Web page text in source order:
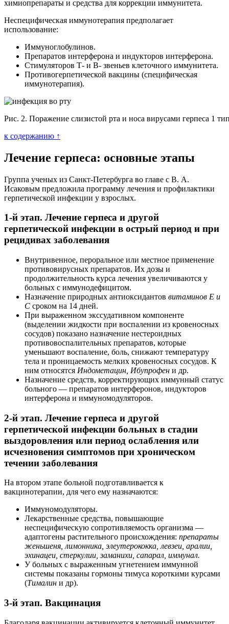
химиопрепараты и средства для коррекции иммунитета.
Неспецифическая иммунотерапия предполагает
использование:
Иммуноглобулинов.
Препаратов интерферона и индукторов интерферона.
Стимуляторов Т- и В- звеньев клеточного иммунитета.
Противогерпетической вакцины (специфическая
иммунотерапия).
Рис. 2. Поражение слизистой рта и носа вирусами герпеса 1
к содержанию ↑
Лечение герпеса: основные этапы
Группа ученых из Санкт-Петербурга во главе с В. А.
Исаковым предложила программу лечения и профилактики
герпетической инфекции у взрослых.
1-й этап. Лечение герпеса и другой
герпетической инфекции в острый период и при
рецидивах заболевания
Внутривенное, пероральное или местное применение
противовирусных препаратов. Их дозы и
продолжительность курса лечения увеличиваются у
больных с иммунодефицитом.
Назначение природных антиоксидантов витаминов Е и
С сроком на 14 дней.
При выраженном экссудативном компоненте
(выделении жидкости при воспалении из кровеносных
сосудов) показано назначение нестероидных
противовоспалительных препаратов, которые
уменьшают воспаление, боль, снижают температуру
тела и проницаемость мелких кровеносных сосудов. К
ним относятся Индометацин, Ибупрофен и др.
Назначение средств, корректирующих иммунный статус
больного — препаратов интерферонов, индукторов
интерферона и иммуномодуляторов.
2-й этап. Лечение герпеса и другой
герпетической инфекции больных в стадии
выздоровления или период ослабления или
исчезновения симптомов при хроническом
течении заболевания
На втором этапе больной подготавливается к
вакцинотерапии, для чего ему назначаются:
Иммуномодуляторы.
Лекарственные средства, повышающие
неспецифическую сопротивляемость организма —
адаптогены растительного происхождения: препараты
женьшеня, лимонника, элеутерококка, левзеи, аралии,
эхинацеи, стеркулии, заманихи, сапарал, иммунал.
У больных с выраженным угнетением иммунной
системы показаны гормоны тимуса короткими курсами
(Тималин и др).
3-й этап. Вакцинация